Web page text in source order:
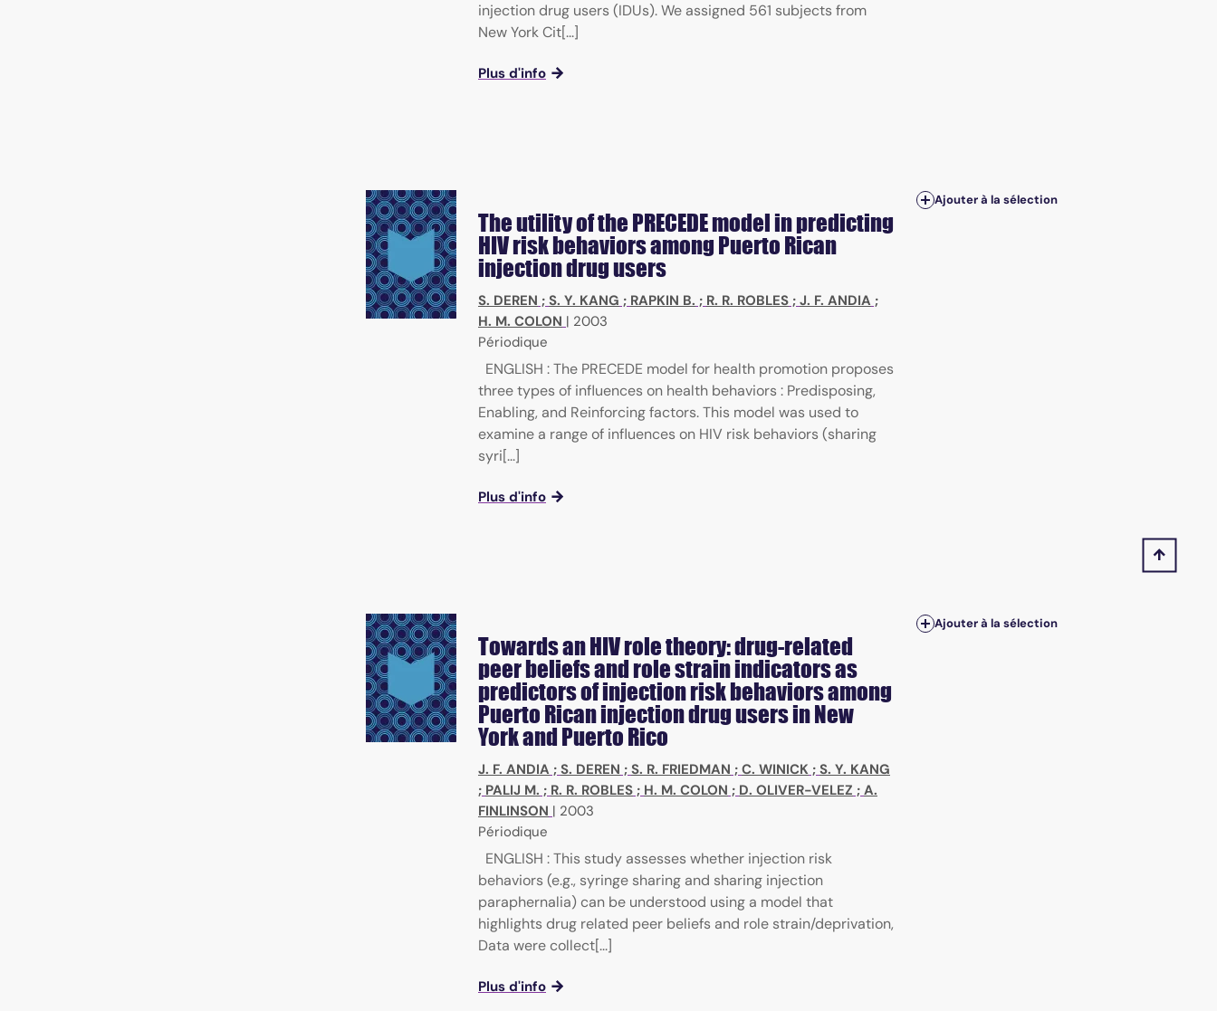
injection drug users (IDUs). We assigned 561 subjects from
New York Cit[...]
Plus d'info
The utility of the PRECEDE model in predicting
HIV risk behaviors among Puerto Rican
injection drug users
S. DEREN ; S. Y. KANG ; RAPKIN B. ; R. R. ROBLES ; J. F. ANDIA ;
H. M. COLON | 2003
Périodique
ENGLISH : The PRECEDE model for health promotion proposes
three types of influences on health behaviors : Predisposing,
Enabling, and Reinforcing factors. This model was used to
examine a range of influences on HIV risk behaviors (sharing
syri[...]
Plus d'info
Ajouter à la sélection
Towards an HIV role theory: drug-related
peer beliefs and role strain indicators as
predictors of injection risk behaviors among
Puerto Rican injection drug users in New
York and Puerto Rico
J. F. ANDIA ; S. DEREN ; S. R. FRIEDMAN ; C. WINICK ; S. Y. KANG
; PALIJ M. ; R. R. ROBLES ; H. M. COLON ; D. OLIVER-VELEZ ; A.
FINLINSON | 2003
Périodique
ENGLISH : This study assesses whether injection risk
behaviors (e.g., syringe sharing and sharing injection
paraphernalia) can be understood using a model that
highlights drug related peer beliefs and role strain/deprivation,
Data were collect[...]
Plus d'info
Ajouter à la sélection